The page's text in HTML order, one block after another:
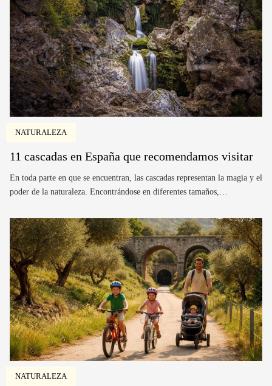
NATURALEZA
11 cascadas en España que recomendamos visitar
En toda parte en que se encuentran, las cascadas representan la magia y el
poder de la naturaleza. Encontrándose en diferentes tamaños,…
NATURALEZA